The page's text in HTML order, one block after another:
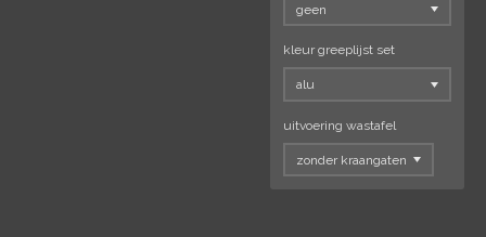
kleur greeplijst set
uitvoering wastafel